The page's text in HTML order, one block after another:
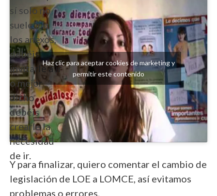
sí solo no
suele ir a
los anexos,
debéis
invitarle a ir
o mejor
dicho
debéis
crearle la
necesidad
de ir.
Haz clic para aceptar cookies de marketing y
permitir este contenido
Y para finalizar, quiero comentar el cambio de
legislación de LOE a LOMCE, así evitamos
problemas o errores.